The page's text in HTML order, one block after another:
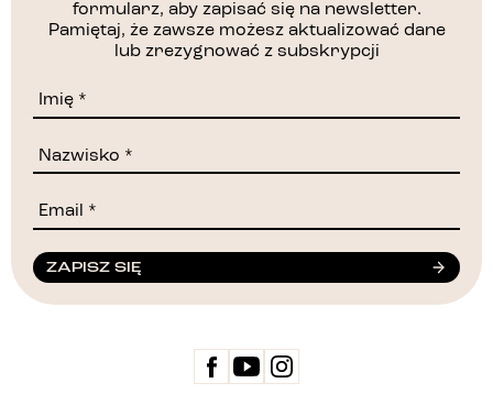
formularz, aby zapisać się na newsletter.
Pamiętaj, że zawsze możesz aktualizować dane
lub zrezygnować z subskrypcji
ZAPISZ SIĘ